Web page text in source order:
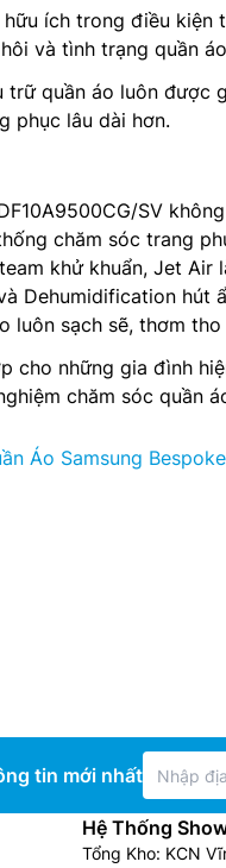
ích trong điều kiện
và tình trạng quần
trữ quần áo luôn
phục lâu dài hơn.
SV
chăm sóc trang
khử khuẩn, Jet Air
Dehumidification hút
luôn sạch sẽ, thơm
cho những gia đình
chăm sóc quần
Áo Samsung
tin mới nhất
Hệ Thống
Tổng Kho: KCN